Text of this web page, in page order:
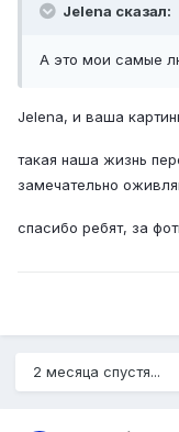
Jelena сказал:
А это мои самые
Jelena, и ваша
такая наша жизнь
замечательно
спасибо ребят, за
2 месяца спустя...